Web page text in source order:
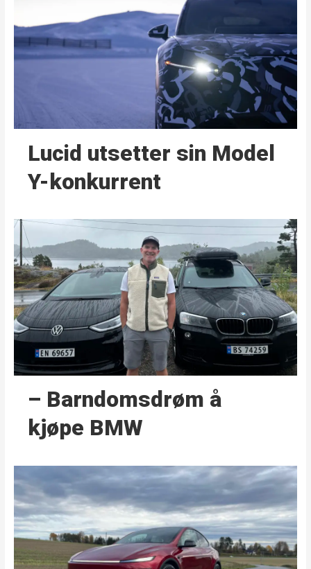
Lucid utsetter sin Model
Y-konkurrent
– Barndoms­drøm å
kjøpe BMW